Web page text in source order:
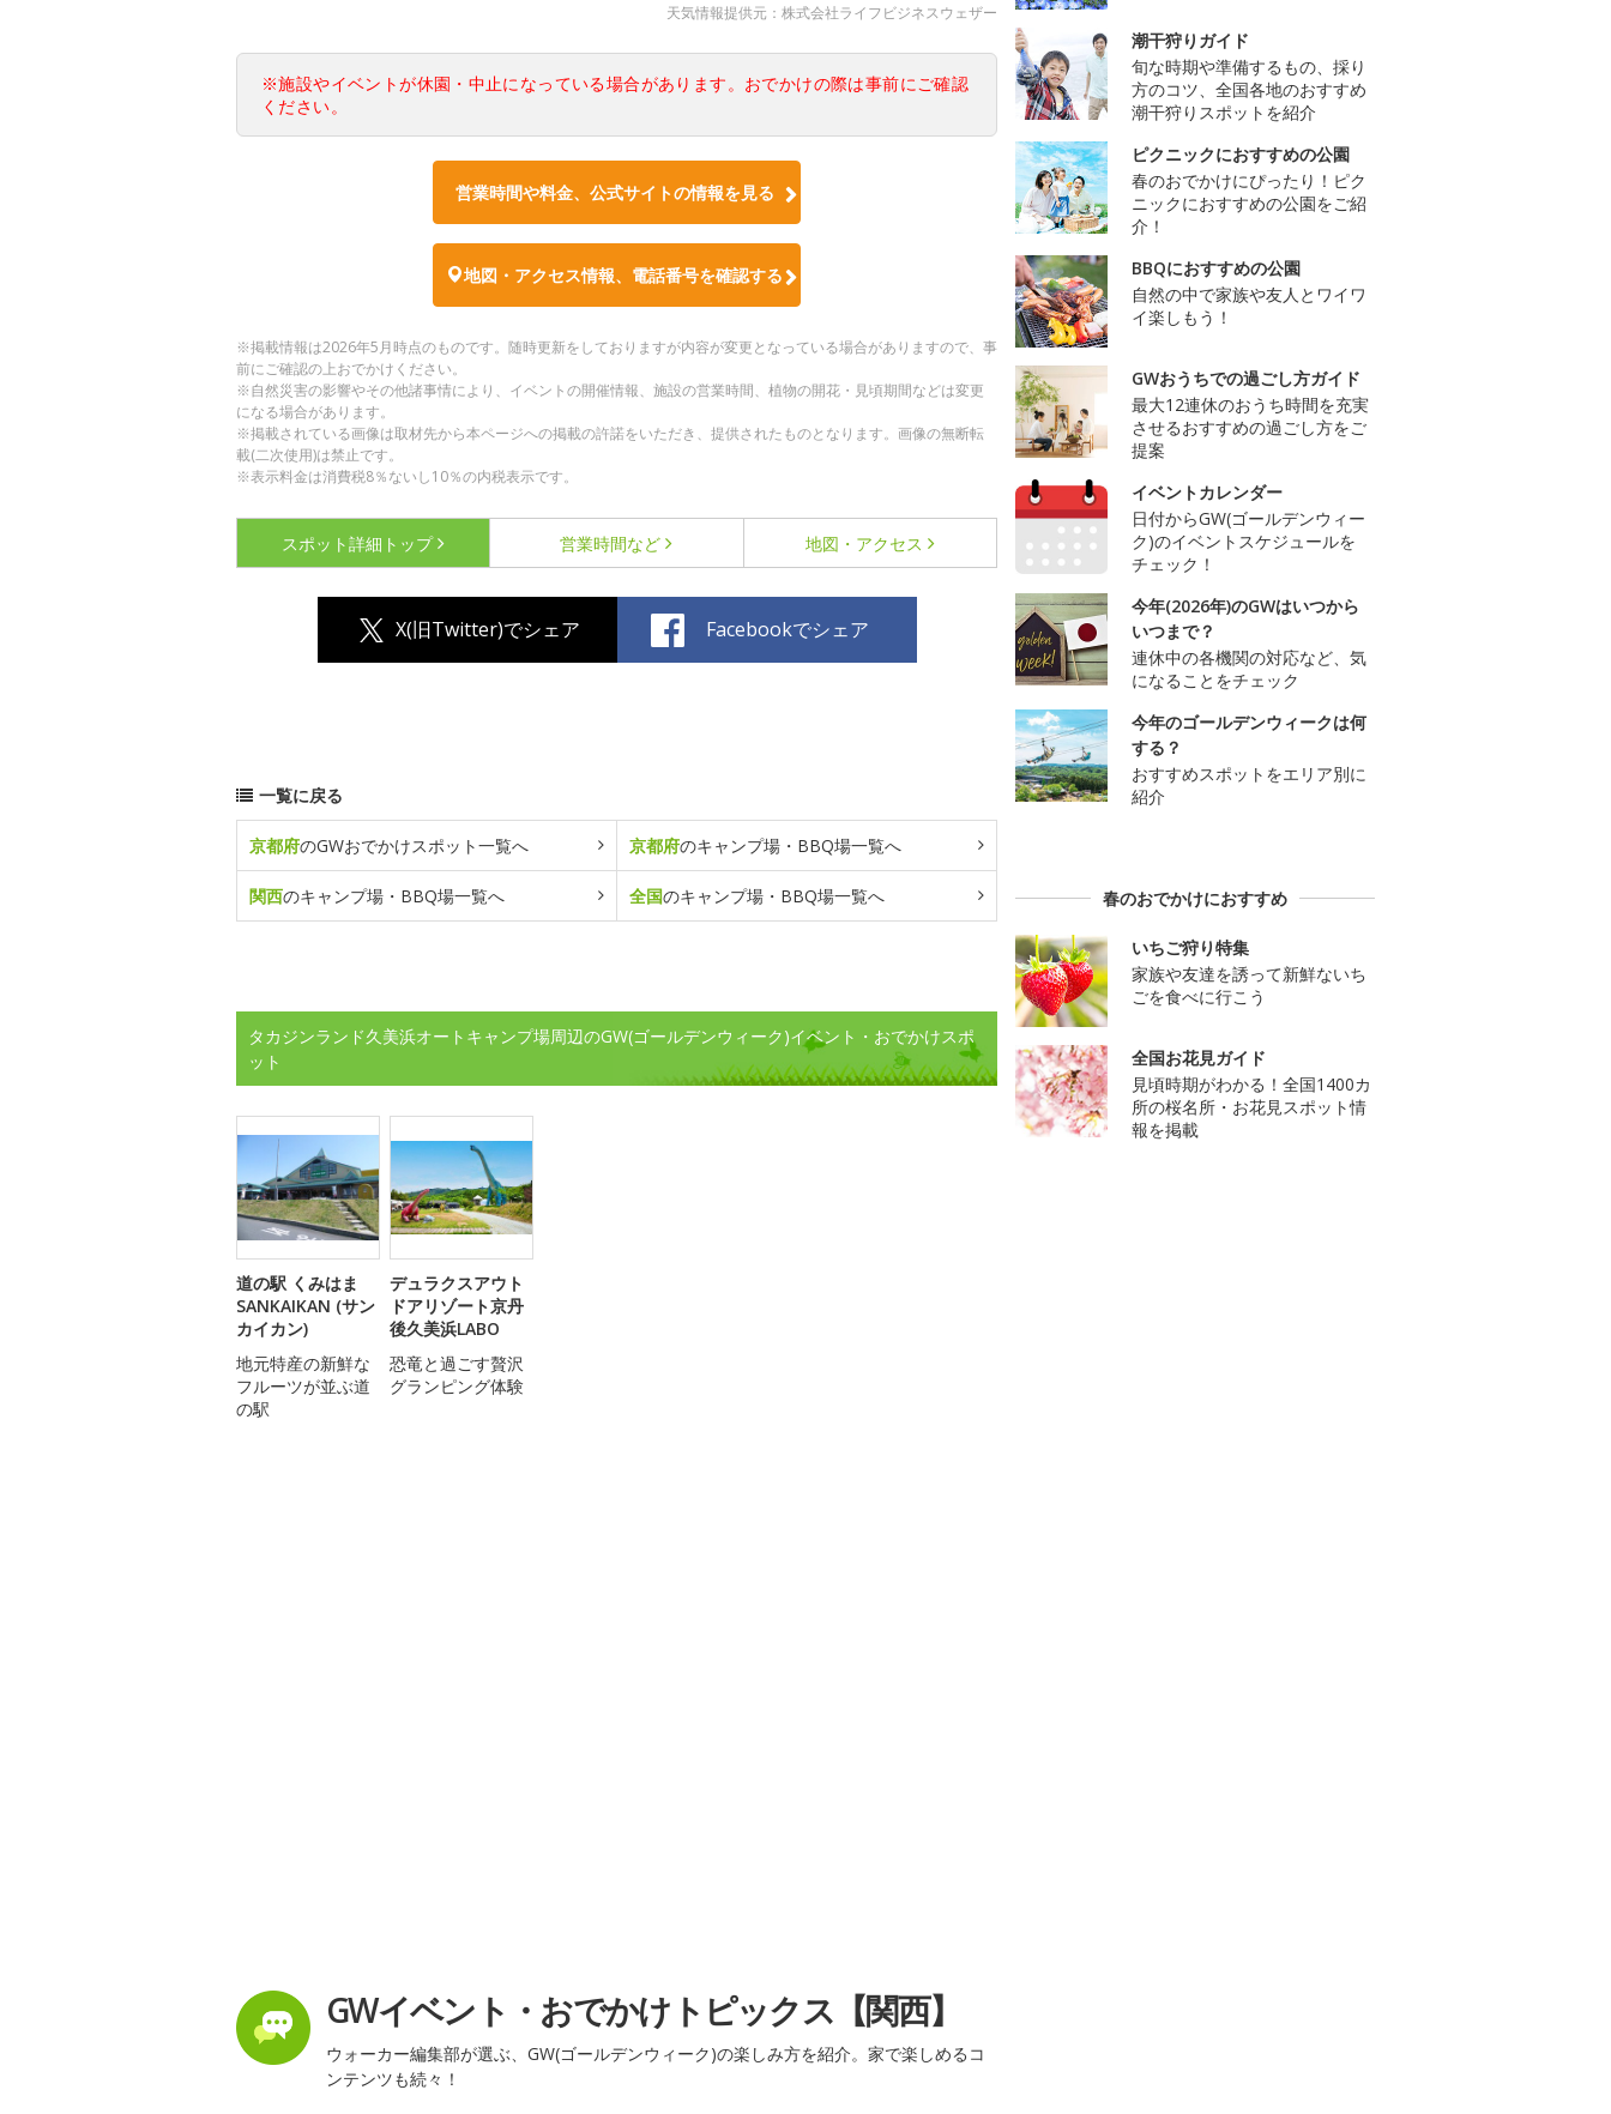
天気情報提供元：株式会社ライフビジネスウェザー
※施設やイベントが休園・中止になっている場合があります。おでかけの際は事前にご確認
ください。
営業時間や料金、公式サイトの情報を見る
地図・アクセス情報、電話番号を確認する
※掲載情報は2026年5月時点のものです。随時更新をしておりますが内容が変更となっている場合がありますので、事
前にご確認の上おでかけください。
※自然災害の影響やその他諸事情により、イベントの開催情報、施設の営業時間、植物の開花・見頃期間などは変更
になる場合があります。
※掲載されている画像は取材先から本ページへの掲載の許諾をいただき、提供されたものとなります。画像の無断転
載(二次使用)は禁止です。
※表示料金は消費税8％ないし10％の内税表示です。
スポット詳細 トップ 営業時間など 地図・アクセス
X(旧Twitter)でシェア Facebookでシェア
一覧に戻る
京都府のGWおでかけスポット一覧へ 京都府のキャンプ場・BBQ場一覧へ
関西のキャンプ場・BBQ場一覧へ 全国のキャンプ場・BBQ場一覧へ
タカジンランド久美浜オートキャンプ場周辺のGW(ゴールデンウィーク)イベント・おでかけスポ
ット
道の駅 くみはま
SANKAIKAN (サン
カイカン)
地元特産の新鮮な
フルーツが並ぶ道
の駅
デュラクスアウト
ドアリゾート京丹
後久美浜LABO
恐竜と過ごす贅沢
グランピング体験
GWイベント・おでかけトピックス【関西】
ウォーカー編集部が選ぶ、GW(ゴールデンウィーク)の楽しみ方を紹介。家で楽しめるコ
ンテンツも続々！
潮干狩りガイド
旬な時期や準備するもの、採り
方のコツ、全国各地のおすすめ
潮干狩りスポットを紹介
ピクニックにおすすめの公園
春のおでかけにぴったり！ピク
ニックにおすすめの公園をご紹
介！
BBQにおすすめの公園
自然の中で家族や友人とワイワ
イ楽しもう！
GWおうちでの過ごし方ガイド
最大12連休のおうち時間を充実
させるおすすめの過ごし方をご
提案
イベントカレンダー
日付からGW(ゴールデンウィー
ク)のイベントスケジュールを
チェック！
今年(2026年)のGWはいつから
いつまで？
連休中の各機関の対応など、気
になることをチェック
今年のゴールデンウィークは何
する？
おすすめスポットをエリア別に
紹介
春のおでかけにおすすめ
いちご狩り特集
家族や友達を誘って新鮮ないち
ごを食べに行こう
全国お花見ガイド
見頃時期がわかる！全国1400カ
所の桜名所・お花見スポット情
報を掲載